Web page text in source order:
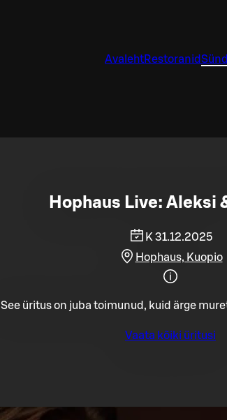
AvalehtRestoranid
Hophaus Live: Aleksi
K 31.12.2025
Hophaus, Kuopio
See üritus on juba toimunud, kuid ärge
Vaata kõiki üritusi